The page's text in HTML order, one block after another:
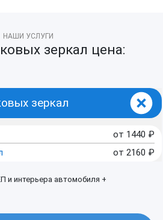
НАШИ УСЛУГИ
зеркал цена:
зеркал
от 1440 ₽
от 2160 ₽
и интерьера автомобиля +